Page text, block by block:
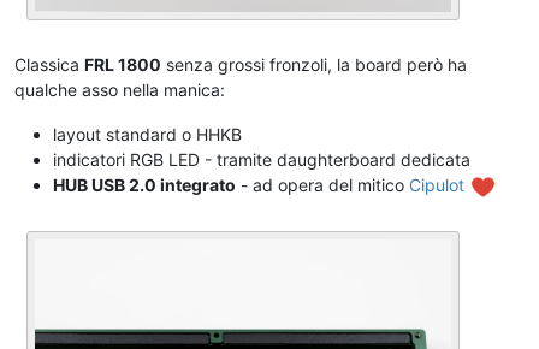
Classica FRL 1800 senza grossi fronzoli, la board però ha
qualche asso nella manica:
layout standard o HHKB
indicatori RGB LED - tramite daughterboard dedicata
HUB USB 2.0 integrato - ad opera del mitico Cipulot